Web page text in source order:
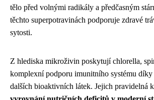
tělo před volnými radikály a předčasným
těchto superpotravinách podporuje zdravé
sytosti.
Z hlediska mikroživin poskytují chlorella,
komplexní podporu imunitního systému díky
dalších bioaktivních látek. Jejich pravidelná